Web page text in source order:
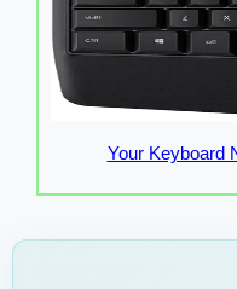
Your Keyboard